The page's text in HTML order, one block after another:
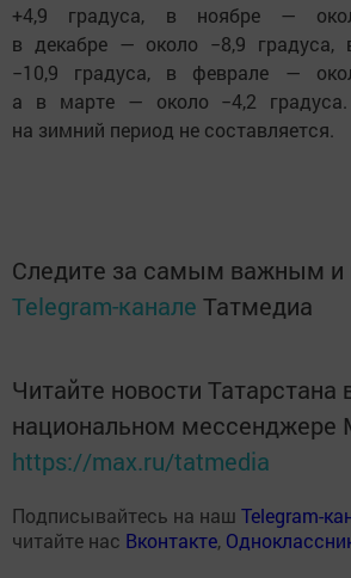
+4,9 градуса, в ноябре —
в декабре — около −8,9 градуса,
−10,9 градуса, в феврале —
а в марте — около −4,2 градуса.
на зимний период не составляется.
Следите за самым важным и
Telegram-канале Татмедиа
Читайте новости Татарстана
национальном мессенджере
https://max.ru/tatmedia
Подписывайтесь на наш Telegram-
читайте нас Вконтакте,